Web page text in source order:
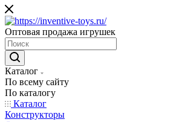
Оптовая продажа игрушек
Каталог
По всему сайту
По каталогу
Каталог
Конструкторы